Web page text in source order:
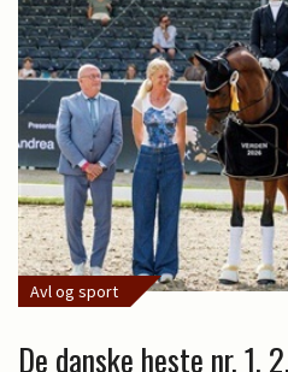
Avl og sport
De danske heste nr. 1,